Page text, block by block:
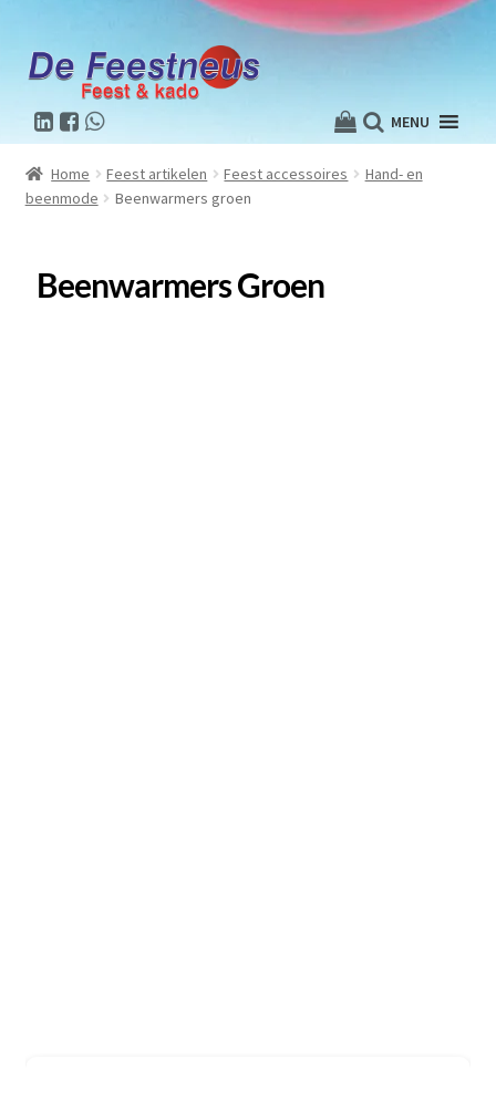
MENU
Home Feest artikelen Feest accessoires
Hand- en
beenmode
Beenwarmers groen
Beenwarmers Groen